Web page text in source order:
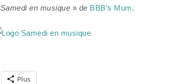
Samedi en musique » de BBB’s Mum.
Plus